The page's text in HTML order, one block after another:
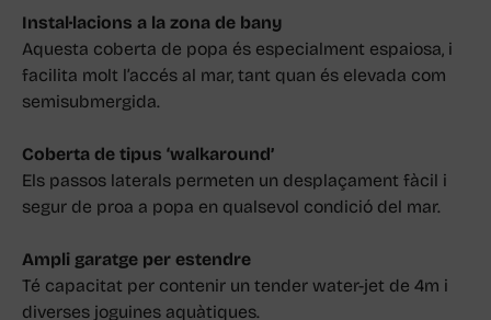
Instal·lacions a la zona de bany
Aquesta coberta de popa és especialment espaiosa, i
facilita molt l’accés al mar, tant quan és elevada com
semisubmergida.
Coberta de tipus ‘walkaround’
Els passos laterals permeten un desplaçament fàcil i
segur de proa a popa en qualsevol condició del mar.
Ampli garatge per estendre
Té capacitat per contenir un tender water-jet de 4m i
diverses joguines aquàtiques.